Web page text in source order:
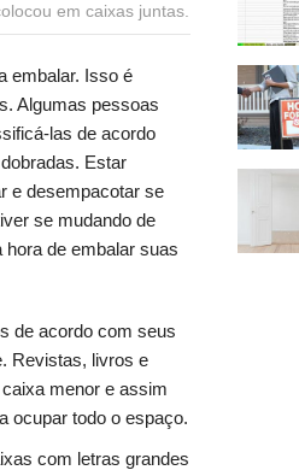
em caixas juntas.
embalar. Isso é
Algumas pessoas
las de acordo
Estar
e desempacotar se
se mudando de
hora de embalar suas
de acordo com seus
Revistas, livros e
menor e assim
ocupar todo o espaço.
com letras grandes